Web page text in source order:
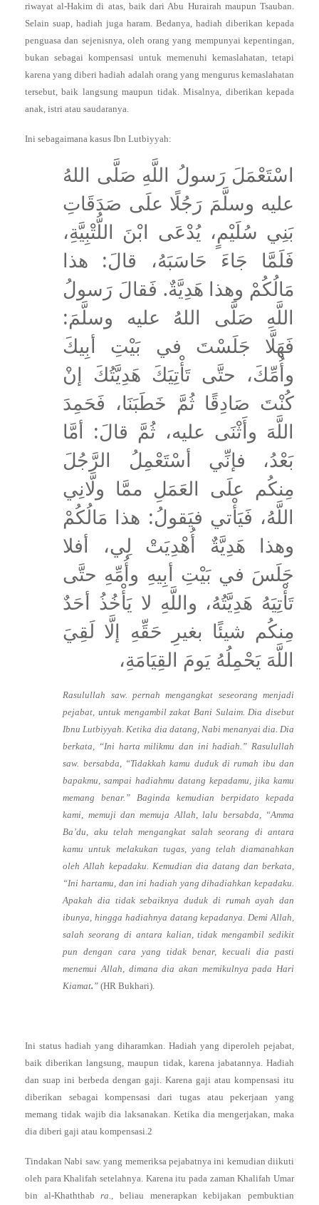
riwayat al-Hakim di atas, baik dari Abu Hurairah maupun Tsauban.
Selain suap, hadiah juga haram. Bedanya, hadiah diberikan kepada
penguasa dan sejenisnya, oleh orang yang mempunyai kepentingan,
bukan sebagai kompensasi untuk memenuhi kemaslahatan, tetapi
karena yang diberi hadiah adalah orang yang mengurus kemaslahatan
tersebut, baik langsung maupun tidak. Misalnya, diberikan kepada
anak, istri atau saudaranya.
Ini sebagaimana kasus Ibn Lutbiyyah:
اسْتَعْمَلَ رَسولُ اللَّهِ صَلَّى اللهُ
عليه وسلَّمَ رَجُلًا علَى صَدَقَاتِ
بَنِي سُلَيْمٍ، يُدْعَى ابْنَ اللُّتْبِيَّةِ،
فَلَمَّا جَاءَ حَاسَبَهُ، قالَ: هذا
مَالُكُمْ وهذا هَدِيَّةٌ. فَقالَ رَسولُ
اللَّهِ صَلَّى اللهُ عليه وسلَّمَ:
فَهَلَّا جَلَسْتَ في بَيْتِ أبِيكَ
وأُمِّكَ، حتَّى تَأْتِيَكَ هَدِيَّتُكَ إنْ
كُنْتَ صَادِقًا ثُمَّ خَطَبَنَا، فَحَمِدَ
اللَّهَ وأَثْنَى عليه، ثُمَّ قالَ: أمَّا
بَعْدُ، فإنِّي أسْتَعْمِلُ الرَّجُلَ
مِنكُم علَى العَمَلِ ممَّا ولَّانِي
اللَّهُ، فَيَأْتي فيَقولُ: هذا مَالُكُمْ
وهذا هَدِيَّةٌ أُهْدِيَتْ لِي، أفلا
جَلَسَ في بَيْتِ أبِيهِ وأُمِّهِ حتَّى
تَأْتِيَهُ هَدِيَّتُهُ، واللَّهِ لا يَأْخُذُ أحَدٌ
مِنكُم شيئًا بغيرِ حَقِّهِ إلَّا لَقِيَ
اللَّهَ يَحْمِلُهُ يَومَ القِيَامَةِ،
Rasulullah saw. pernah mengangkat seseorang menjadi
pejabat, untuk mengambil zakat Bani Sulaim. Dia disebut
Ibnu Lutbiyyah. Ketika dia datang, Nabi menanyai dia. Dia
berkata, “Ini harta milikmu dan ini hadiah.” Rasulullah
saw. bersabda, “Tidakkah kamu duduk di rumah ibu dan
bapakmu, sampai hadiahmu datang kepadamu, jika kamu
memang benar.” Baginda kemudian berpidato kepada
kami, memuji dan memuja Allah, lalu bersabda, “Amma
Ba’du, aku telah mengangkat salah seorang di antara
kamu untuk melakukan tugas, yang telah diamanahkan
oleh Allah kepadaku. Kemudian dia datang dan berkata,
“Ini hartamu, dan ini hadiah yang dihadiahkan kepadaku.
Apakah dia tidak sebaiknya duduk di rumah ayah dan
ibunya, hingga hadiahnya datang kepadanya. Demi Allah,
salah seorang di antara kalian, tidak mengambil sedikit
pun dengan cara yang tidak benar, kecuali dia pasti
menemui Allah, dimana dia akan memikulnya pada Hari
Kiamat. ” (HR Bukhari).
Ini status hadiah yang diharamkan. Hadiah yang diperoleh pejabat,
baik diberikan langsung, maupun tidak, karena jabatannya. Hadiah
dan suap ini berbeda dengan gaji. Karena gaji atau kompensasi itu
diberikan sebagai kompensasi dari tugas atau pekerjaan yang
memang tidak wajib dia laksanakan. Ketika dia mengerjakan, maka
dia diberi gaji atau kompensasi.2
Tindakan Nabi saw. yang memeriksa pejabatnya ini kemudian diikuti
oleh para Khalifah setelahnya. Karena itu pada zaman Khalifah Umar
bin al-Khaththabra.
, beliau menerapkan kebijakan pembuktian